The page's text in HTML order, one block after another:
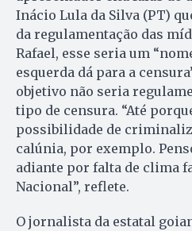
Inácio Lula da Silva (PT)
da regulamentação das
Rafael, esse seria um
esquerda dá para a
objetivo não seria
tipo de censura. “Até
possibilidade de
calúnia, por exemplo.
adiante por falta de clima
Nacional”, reflete.
O jornalista da estatal